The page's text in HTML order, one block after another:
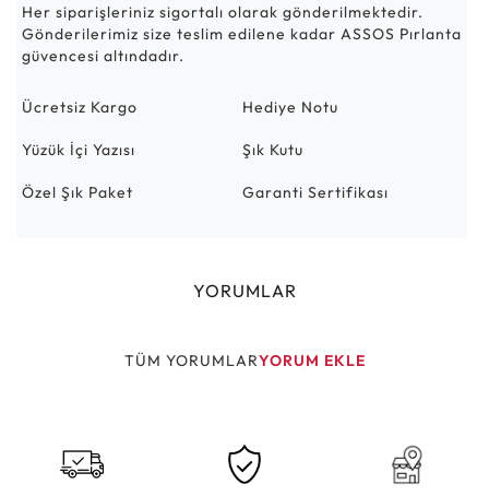
Her siparişleriniz sigortalı olarak gönderilmektedir.
Gönderilerimiz size teslim edilene kadar ASSOS Pırlanta
güvencesi altındadır.
Ücretsiz Kargo Hediye Notu
Yüzük İçi Yazısı Şık Kutu
Özel Şık Paket Garanti Sertifikası
YORUMLAR
TÜM YORUMLARYORUM EKLE